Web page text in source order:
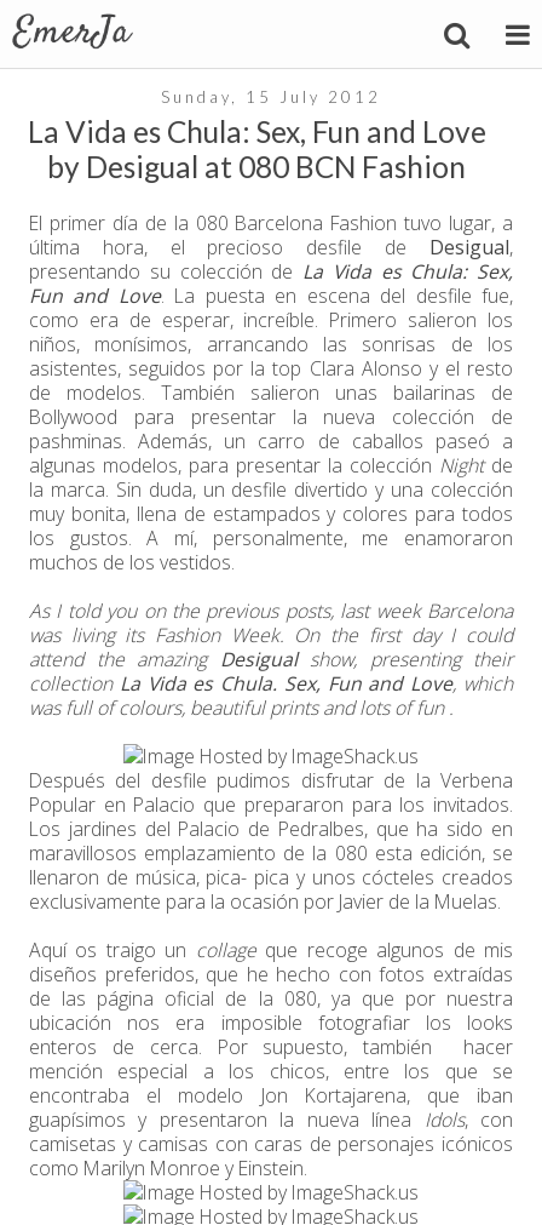
Sunday, 15 July 2012
La Vida es Chula: Sex, Fun and Love
by Desigual at 080 BCN Fashion
El primer día de la 080 Barcelona Fashion tuvo lugar, a
última hora, el precioso desfile de Desigual,
presentando su colección de La Vida es Chula: Sex,
Fun and Love. La puesta en escena del desfile fue,
como era de esperar, increíble. Primero salieron los
niños, monísimos, arrancando las sonrisas de los
asistentes, seguidos por la top Clara Alonso y el resto
de modelos. También salieron unas bailarinas de
Bollywood para presentar la nueva colección de
pashminas. Además, un carro de caballos paseó a
algunas modelos, para presentar la colección Nightde
la marca. Sin duda, un desfile divertido y una colección
muy bonita, llena de estampados y colores para todos
los gustos. A mí, personalmente, me enamoraron
muchos de los vestidos.
As I told you on the previous posts, last week Barcelona
was living its Fashion Week. On the first day I could
attend the amazing Desigualshow, presenting their
collection La Vida es Chula. Sex, Fun and Love, which
was full of colours, beautiful prints and lots of fun .
Después del desfile pudimos disfrutar de la Verbena
Popular en Palacio que prepararon para los invitados.
Los jardines del Palacio de Pedralbes, que ha sido en
maravillosos emplazamiento de la 080 esta edición, se
llenaron de música, pica- pica y unos cócteles creados
exclusivamente para la ocasión por Javier de la Muelas.
Aquí os traigo un collageque recoge algunos de mis
diseños preferidos, que he hecho con fotos extraídas
de las página oficial de la 080, ya que por nuestra
ubicación nos era imposible fotografiar los looks
enteros de cerca. Por supuesto, también hacer
mención especial a los chicos, entre los que se
encontraba el modelo Jon Kortajarena, que iban
guapísimos y presentaron la nueva línea Idols, con
camisetas y camisas con caras de personajes icónicos
como Marilyn Monroe y Einstein.